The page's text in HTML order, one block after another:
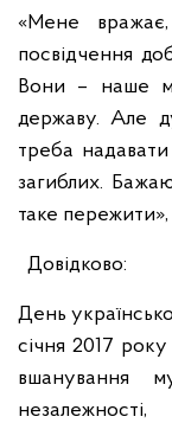
«Мене
посвідчення
Вони – наше
державу. Але
треба
загиблих.
таке
Довідково:
День
січня 2017
вшанування